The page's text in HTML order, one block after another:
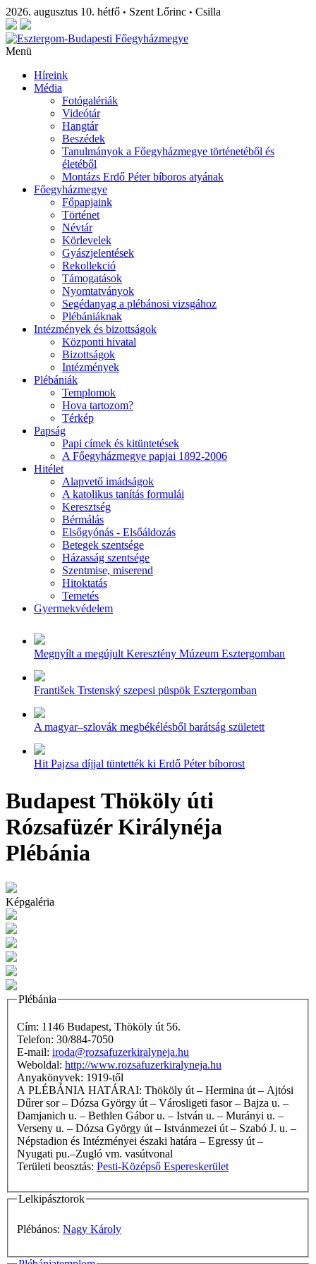
2026. augusztus 10. hétfő • Szent Lőrinc • Csilla
Menü
Híreink
Média
Fotógalériák
Videótár
Hangtár
Beszédek
Tanulmányok a Főegyházmegye történetéből és
életéből
Montázs Erdő Péter bíboros atyának
Főegyházmegye
Főpapjaink
Történet
Névtár
Körlevelek
Gyászjelentések
Rekollekció
Támogatások
Nyomtatványok
Segédanyag a plébánosi vizsgához
Plébániáknak
Intézmények és bizottságok
Központi hivatal
Bizottságok
Intézmények
Plébániák
Templomok
Hova tartozom?
Térkép
Papság
Papi címek és kitüntetések
A Főegyházmegye papjai 1892-2006
Hitélet
Alapvető imádságok
A katolikus tanítás formulái
Keresztség
Bérmálás
Elsőgyónás - Elsőáldozás
Betegek szentsége
Házasság szentsége
Szentmise, miserend
Hitoktatás
Temetés
Gyermekvédelem
Megnyílt a megújult Keresztény Múzeum Esztergomban
František Trstenský szepesi püspök Esztergomban
A magyar–szlovák megbékélésből barátság született
Hit Pajzsa díjjal tüntették ki Erdő Péter bíborost
Budapest Thököly úti
Rózsafüzér Királynéja
Plébánia
Képgaléria
Plébánia
Cím: 1146 Budapest, Thököly út 56.
Telefon: 30/884-7050
E-mail: iroda@rozsafuzerkiralyneja.hu
Weboldal: http://www.rozsafuzerkiralyneja.hu
Anyakönyvek: 1919-től
A PLÉBÁNIA HATÁRAI: Thököly út – Hermina út – Ajtósi
Dűrer sor – Dózsa György út – Városligeti fasor – Bajza u. –
Damjanich u. – Bethlen Gábor u. – István u. – Murányi u. –
Verseny u. – Dózsa György út – Istvánmezei út – Szabó J. u. –
Népstadion és Intézményei északi határa – Egressy út –
Nyugati pu.–Zugló vm. vasútvonal
Területi beosztás: Pesti-Középső Espereskerület
Lelkipásztorok
Plébános: Nagy Károly